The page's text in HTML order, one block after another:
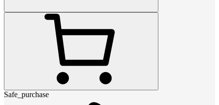
Safe_purchase